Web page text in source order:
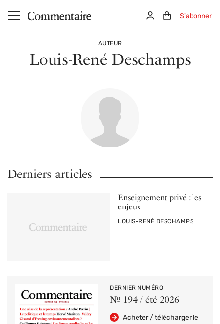
Aller au contenu principal ConnexionPanier (0)
S'abonner
AUTEUR
Louis-René Deschamps
Derniers articles
Enseignement privé : les
enjeux
PAR
LOUIS-RENÉ DESCHAMPS
DERNIER NUMÉRO
Nº 194 / été 2026
Acheter / télécharger le